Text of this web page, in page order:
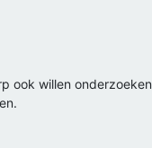
ook willen